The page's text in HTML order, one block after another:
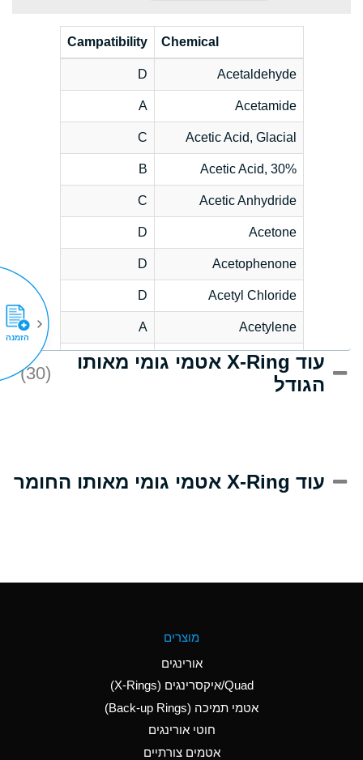
Chemical
Campatibility
Acetaldehyde
D
Acetamide
A
Acetic Acid, Glacial
C
Acetic Acid, 30%
B
Acetic Anhydride
C
Acetone
D
Acetophenone
D
Acetyl Chloride
D
Acetylene
A
Acrlylonitrile
D
Adipic Acid
(Aqueous)
Aluminum Nitrate
(Aqueous)
Aluminum Phosphate
עוד X-Ring אטמי גומי מאותו
הגודל
(30)
עוד X-Ring אטמי גומי מאותו החומר
מוצרים
אורינגים
Quad/איקסרינגים (X-Rings)
אטמי תמיכה (Back-up Rings)
חוטי אורינגים
אטמים צורתיים
הזמנה